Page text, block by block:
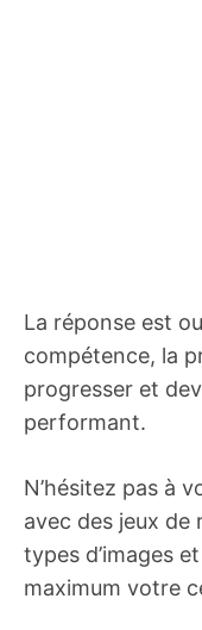
La réponse est
compétence, la
progresser et
performant.
N’hésitez pas à
avec des jeux de
types d’images
maximum votre